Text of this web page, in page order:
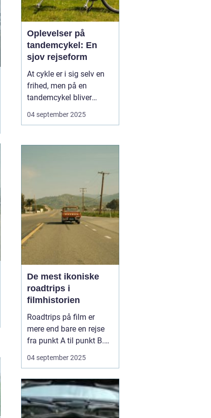
Oplevelser på
tandemcykel: En
sjov rejseform
At cykle er i sig selv en
frihed, men på en
tandemcykel bliver
oplevelsen noget helt
særligt. Her handler det
frem, men om
Tandemcyklen har i
mange år vær...
04 september 2025
De mest ikoniske
roadtrips i
filmhistorien
Roadtrips på film er
mere end bare en rejse
fra punkt A til punkt B.
De fungerer som en
ramme for
venskaber, konflikter og
store livsbeslutninger.
Nogle af de mest
04 september 2025